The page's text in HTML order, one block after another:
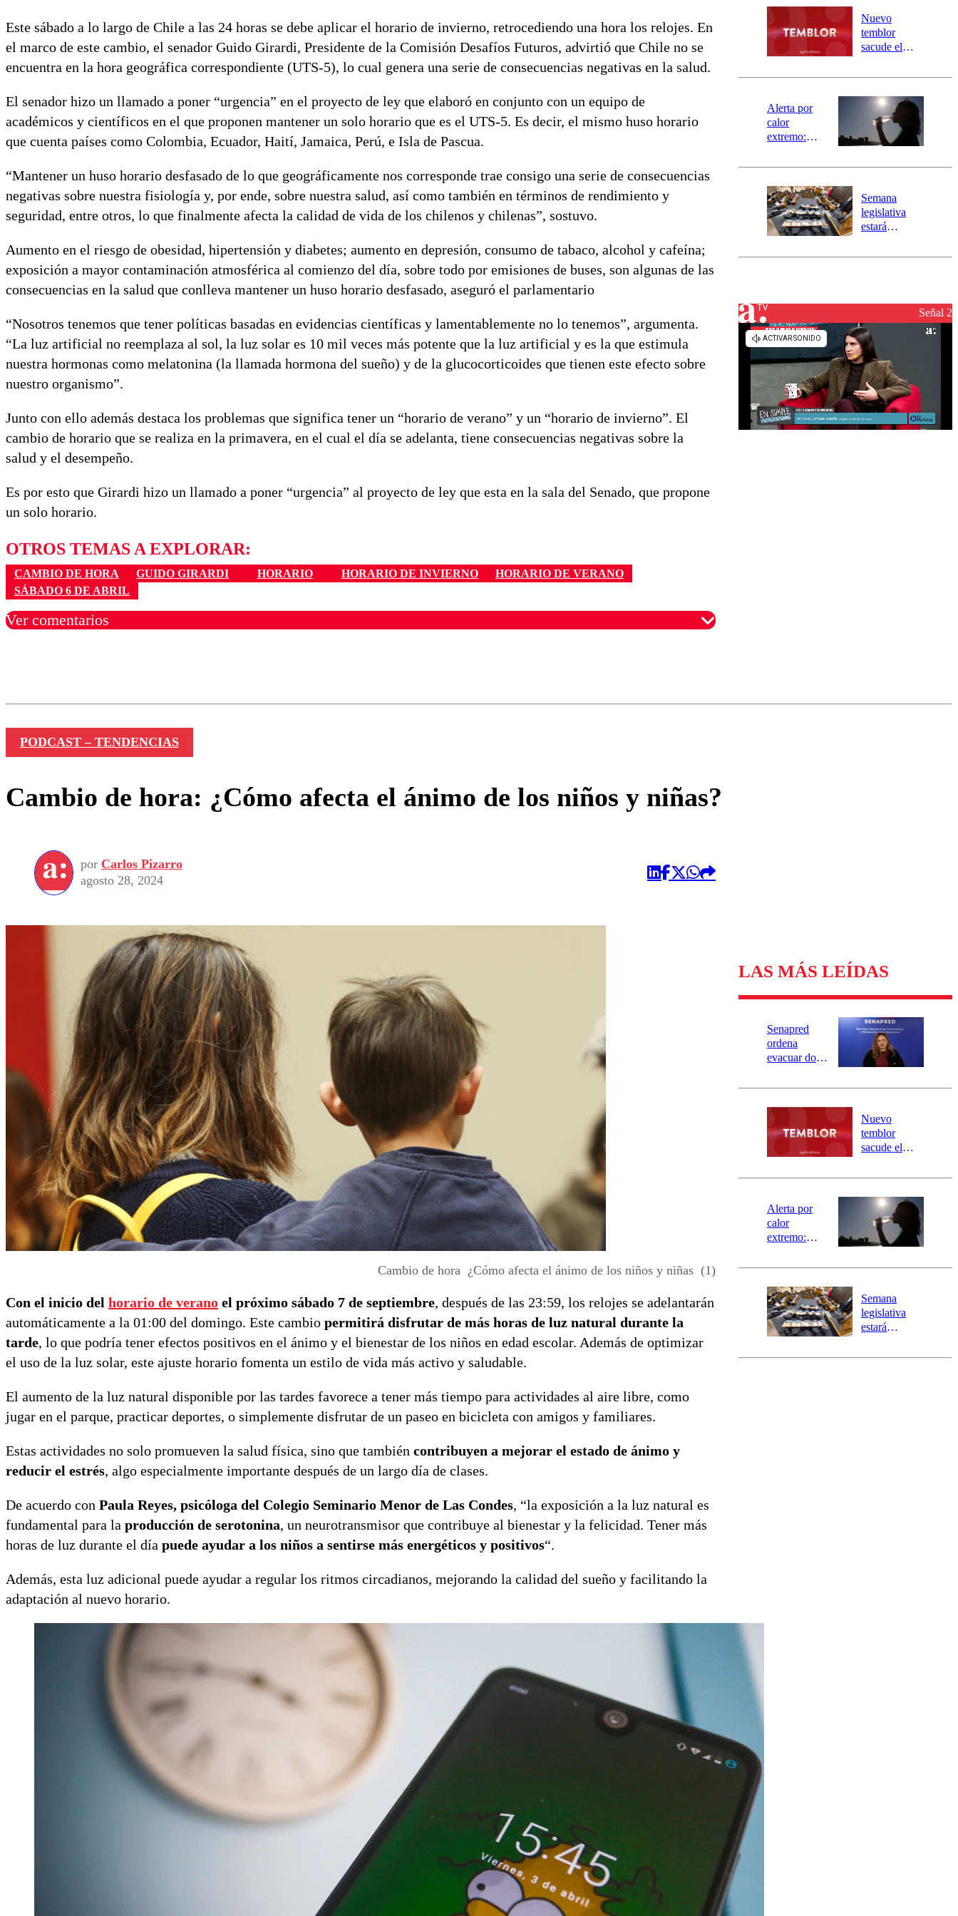
Este sábado a lo largo de Chile a las 24 horas se debe aplicar el horario de invierno, retrocediendo una hora los relojes. En
el marco de este cambio, el senador Guido Girardi, Presidente de la Comisión Desafíos Futuros, advirtió que Chile no se
encuentra en la hora geográfica correspondiente (UTS-5), lo cual genera una serie de consecuencias negativas en la salud.
El senador hizo un llamado a poner “urgencia” en el proyecto de ley que elaboró en conjunto con un equipo de
académicos y científicos en el que proponen mantener un solo horario que es el UTS-5. Es decir, el mismo huso horario
que cuenta países como Colombia, Ecuador, Haití, Jamaica, Perú, e Isla de Pascua.
“Mantener un huso horario desfasado de lo que geográficamente nos corresponde trae consigo una serie de consecuencias
negativas sobre nuestra fisiología y, por ende, sobre nuestra salud, así como también en términos de rendimiento y
seguridad, entre otros, lo que finalmente afecta la calidad de vida de los chilenos y chilenas”, sostuvo.
Aumento en el riesgo de obesidad, hipertensión y diabetes; aumento en depresión, consumo de tabaco, alcohol y cafeína;
exposición a mayor contaminación atmosférica al comienzo del día, sobre todo por emisiones de buses, son algunas de las
consecuencias en la salud que conlleva mantener un huso horario desfasado, aseguró el parlamentario
“Nosotros tenemos que tener políticas basadas en evidencias científicas y lamentablemente no lo tenemos”, argumenta.
“La luz artificial no reemplaza al sol, la luz solar es 10 mil veces más potente que la luz artificial y es la que estimula
nuestra hormonas como melatonina (la llamada hormona del sueño) y de la glucocorticoides que tienen este efecto sobre
nuestro organismo”.
Junto con ello además destaca los problemas que significa tener un “horario de verano” y un “horario de invierno”. El
cambio de horario que se realiza en la primavera, en el cual el día se adelanta, tiene consecuencias negativas sobre la
salud y el desempeño.
Es por esto que Girardi hizo un llamado a poner “urgencia” al proyecto de ley que esta en la sala del Senado, que propone
un solo horario.
OTROS TEMAS A EXPLORAR:
CAMBIO DE HORA GUIDO GIRARDI HORARIO HORARIO DE INVIERNO
HORARIO DE VERANO
SÁBADO 6 DE ABRIL
Ver comentarios
río Damas:
activa
mensajería
SAE
Nuevo
temblor
sacude el
revisa la
epicentro
Alerta por
calor
extremo:
activa Alerta
Preventiva en
tres comunas
Semana
legislativa
estará
el fin de la
reconstrucciónSeñal 2
PODCAST – TENDENCIAS
Cambio de hora: ¿Cómo afecta el ánimo de los niños y niñas?
por Carlos Pizarro
agosto 28, 2024
Cambio de hora ¿Cómo afecta el ánimo de los niños y niñas (1)
Con el inicio del horario de verano el próximo sábado 7 de septiembre, después de las 23:59, los relojes se adelantarán
automáticamente a la 01:00 del domingo. Este cambio permitirá disfrutar de más horas de luz natural durante la
tarde, lo que podría tener efectos positivos en el ánimo y el bienestar de los niños en edad escolar. Además de optimizar
el uso de la luz solar, este ajuste horario fomenta un estilo de vida más activo y saludable.
El aumento de la luz natural disponible por las tardes favorece a tener más tiempo para actividades al aire libre, como
jugar en el parque, practicar deportes, o simplemente disfrutar de un paseo en bicicleta con amigos y familiares.
Estas actividades no solo promueven la salud física, sino que también contribuyen a mejorar el estado de ánimo y
reducir el estrés, algo especialmente importante después de un largo día de clases.
De acuerdo con Paula Reyes, psicóloga del Colegio Seminario Menor de Las Condes, “la exposición a la luz natural es
fundamental para la producción de serotonina, un neurotransmisor que contribuye al bienestar y la felicidad. Tener más
horas de luz durante el día puede ayudar a los niños a sentirse más energéticos y positivos“.
Además, esta luz adicional puede ayudar a regular los ritmos circadianos, mejorando la calidad del sueño y facilitando la
adaptación al nuevo horario.
LAS MÁS LEÍDAS
Senapred
ordena
evacuar dos
Carahue por
río Damas:
activa
mensajería
SAE
Nuevo
temblor
sacude el
revisa la
epicentro
Alerta por
calor
extremo:
activa Alerta
Preventiva en
tres comunas
Semana
legislativa
estará
el fin de la